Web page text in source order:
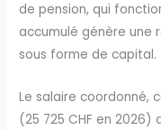
de pension, qui
accumulé génère
sous forme de capital.
Le salaire coordonné,
(25 725 CHF en